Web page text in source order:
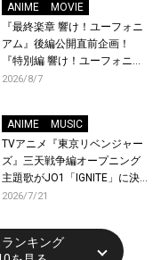
ANIME
MOVIE
『最終楽章 響け！ユーフォニ
アム』後編公開直前企画！
『特別編 響け！ユーフォニア
ム〜アンサンブルコンテス
映が決定！
2026/8/7
ANIME
MUSIC
TVアニメ『東京リベンジャー
ズ』三天戦争編オープニング
主題歌がJO1「IGNITE」に決
定！メンバー全員から喜びと
トが到着！9月に東京・大阪で
先行上映会を開催！
2026/7/21
ンキング